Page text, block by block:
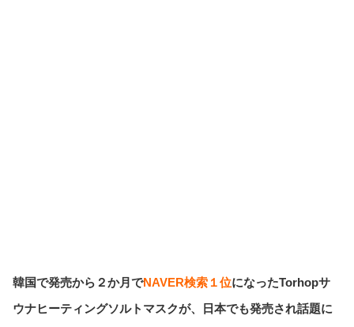
韓国で発売から２か月でNAVER検索１位になったTorhopサ
ウナヒーティングソルトマスクが、日本でも発売され話題に